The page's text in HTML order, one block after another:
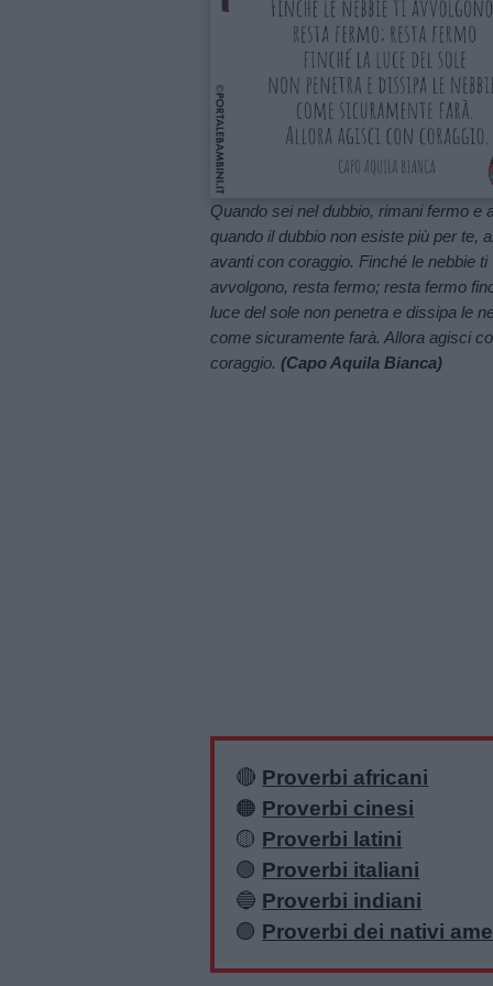
Quando sei nel dubbio, rimani fermo e
quando il dubbio non esiste più per te,
avanti con coraggio. Finché le nebbie ti
avvolgono, resta fermo; resta fermo
luce del sole non penetra e dissipa le
come sicuramente farà. Allora agisci
coraggio.(Capo Aquila Bianca)
🔴 Proverbi africani
🟠 Proverbi cinesi
🟡 Proverbi latini
🟢 Proverbi italiani
🔵 Proverbi indiani
🟣 Proverbi dei nativi